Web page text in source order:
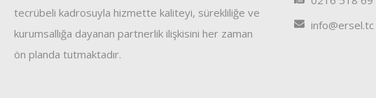
tecrübeli kadrosuyla hizmette kaliteyi, sürekliliğe ve
kurumsallığa dayanan partnerlik ilişkisini her zaman
ön planda tutmaktadır.
info@ersel.tc